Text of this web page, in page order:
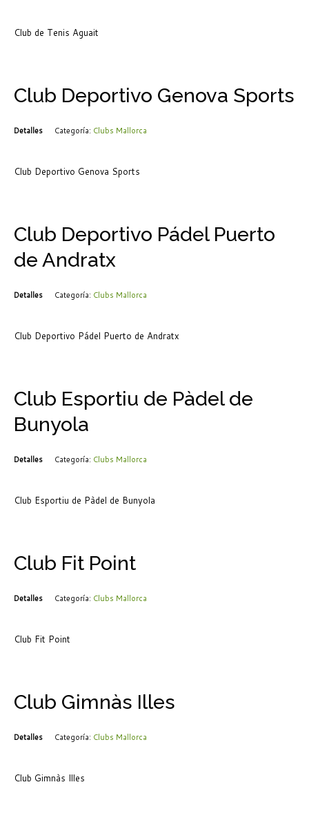
Club de Tenis Aguait
Club Deportivo Genova Sports
Detalles Categoría: Clubs Mallorca
Club Deportivo Genova Sports
Club Deportivo Pádel Puerto
de Andratx
Detalles Categoría: Clubs Mallorca
Club Deportivo Pádel Puerto de Andratx
Club Esportiu de Pàdel de
Bunyola
Detalles Categoría: Clubs Mallorca
Club Esportiu de Pàdel de Bunyola
Club Fit Point
Detalles Categoría: Clubs Mallorca
Club Fit Point
Club Gimnàs Illes
Detalles Categoría: Clubs Mallorca
Club Gimnàs Illes